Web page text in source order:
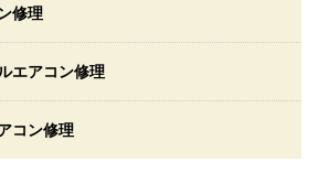
修理
エアコン修理
コン修理